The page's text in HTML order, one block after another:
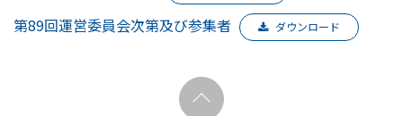
第89回運営委員会次第及び参集者 ダウンロード